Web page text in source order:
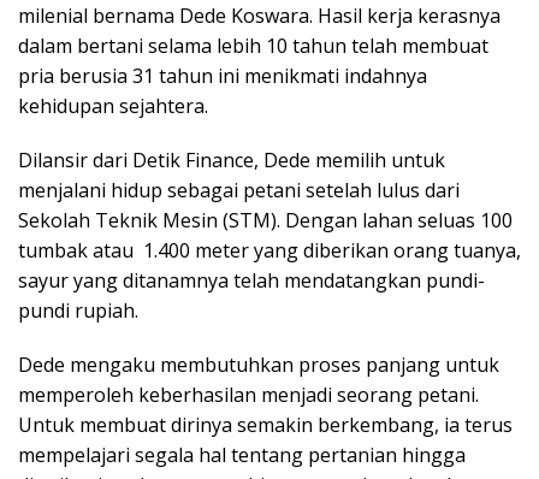
milenial bernama Dede Koswara. Hasil kerja kerasnya
dalam bertani selama lebih 10 tahun telah membuat
pria berusia 31 tahun ini menikmati indahnya
kehidupan sejahtera.
Dilansir dari Detik Finance, Dede memilih untuk
menjalani hidup sebagai petani setelah lulus dari
Sekolah Teknik Mesin (STM). Dengan lahan seluas 100
tumbak atau 1.400 meter yang diberikan orang tuanya,
sayur yang ditanamnya telah mendatangkan pundi-
pundi rupiah.
Dede mengaku membutuhkan proses panjang untuk
memperoleh keberhasilan menjadi seorang petani.
Untuk membuat dirinya semakin berkembang, ia terus
mempelajari segala hal tentang pertanian hingga